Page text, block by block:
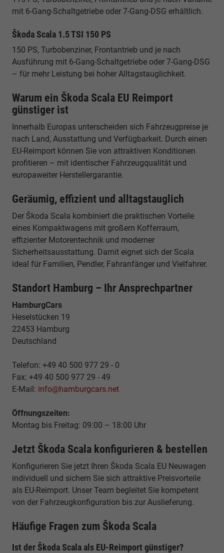
mit 6-Gang-Schaltgetriebe oder 7-Gang-DSG erhältlich.
Škoda Scala 1.5 TSI 150 PS
150 PS, Turbobenziner, Frontantrieb und je nach
Ausführung mit 6-Gang-Schaltgetriebe oder 7-Gang-DSG
– für mehr Leistung bei hoher Alltagstauglichkeit.
Warum ein Škoda Scala EU Reimport
günstiger ist
Innerhalb Europas unterscheiden sich Fahrzeugpreise je
nach Land, Ausstattung und Verfügbarkeit. Durch einen
EU-Reimport können Sie von attraktiven Konditionen
profitieren – mit identischer Fahrzeugqualität und
europaweiter Herstellergarantie.
Geräumig, effizient und alltagstauglich
Der Škoda Scala kombiniert die praktischen Vorteile
eines Kompaktwagens mit großem Kofferraum,
effizienter Motorentechnik und moderner
Sicherheitsausstattung. Damit eignet sich der Scala
ideal für Familien, Pendler, Fahranfänger und Vielfahrer.
Standort Hamburg – Ihr Ansprechpartner
HamburgCars
Heselstücken 19
22453 Hamburg
Deutschland
Telefon: +49 40 500 977 29 - 0
Fax: +49 40 500 977 29 - 49
E-Mail: info@hamburgcars.net
Öffnungszeiten:
Montag bis Freitag: 09:00 – 18:00 Uhr
Jetzt Škoda Scala konfigurieren & bestellen
Konfigurieren Sie jetzt Ihren Škoda Scala EU Neuwagen
individuell und sichern Sie sich attraktive Preisvorteile
als EU-Reimport. Unser Team begleitet Sie kompetent
von der Fahrzeugkonfiguration bis zur Auslieferung.
Häufige Fragen zum Škoda Scala
Ist der Škoda Scala als EU-Reimport günstiger?